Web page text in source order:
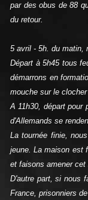
par des obus de 88
du retour.
5 avril ‑ 5h. du matin,
Départ à 5h45 tous
démarrons en
mouche sur le
A 11h30, départ pour
d'Allemands se
La tournée finie,
jeune. La maison est
et faisons amener
D'autre part, si nous
France, prisonniers